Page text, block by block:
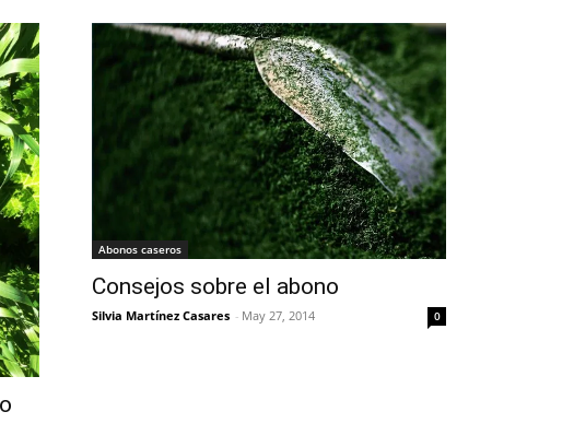
Abonos caseros
Consejos sobre el abono
Silvia Martínez Casares - May 27, 2014 0